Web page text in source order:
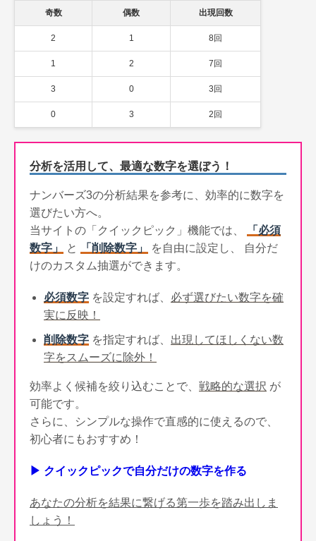
奇数 偶数 出現回数
2 1 8回
1 2 7回
3 0 3回
0 3 2回
分析を活用して、最適な数字を選ぼう！
ナンバーズ3の分析結果を参考に、効率的に数字を
選びたい方へ。
当サイトの「クイックピック」機能では、
「必須
数字」
と 「削除数字」
を自由に設定し、 自分だ
けのカスタム抽選ができます。
必須数字 を設定すれば、 必ず選びたい数字を確
実に反映！
削除数字 を指定すれば、 出現してほしくない数
字をスムーズに除外！
効率よく候補を絞り込むことで、 戦略的な選択 が
可能です。
さらに、シンプルな操作で直感的に使えるので、
初心者にもおすすめ！
▶ クイックピックで自分だけの数字を作る
あなたの分析を結果に繋げる第一歩を踏み出しま
しょう！